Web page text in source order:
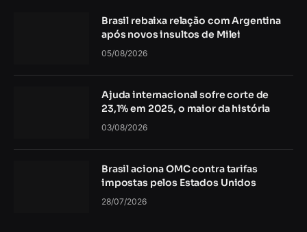
Brasil rebaixa relação com Argentina
após novos insultos de Milei
05/08/2026
Ajuda internacional sofre corte de
23,1% em 2025, o maior da história
03/08/2026
Brasil aciona OMC contra tarifas
impostas pelos Estados Unidos
28/07/2026